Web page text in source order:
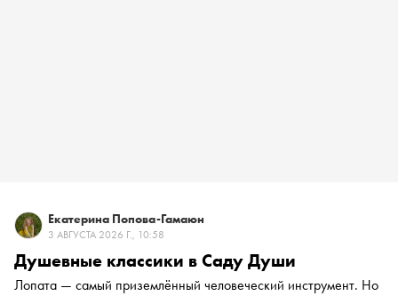
Екатерина Попова-Гамаюн
3 АВГУСТА 2026 Г., 10:58
Душевные классики в Саду Души
Лопата — самый приземлённый человеческий инструмент. Но